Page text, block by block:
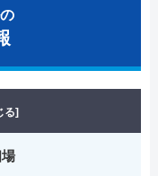
る]